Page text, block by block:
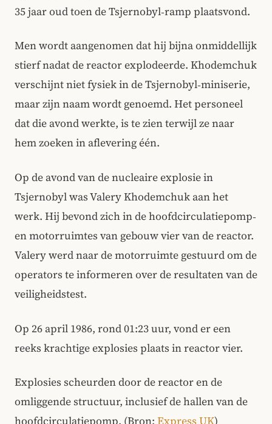
35 jaar oud toen de Tsjernobyl‑ramp plaatsvond.
Men wordt aangenomen dat hij bijna onmiddellijk
stierf nadat de reactor explodeerde. Khodemchuk
verschijnt niet fysiek in de Tsjernobyl‑miniserie,
maar zijn naam wordt genoemd. Het personeel
dat die avond werkte, is te zien terwijl ze naar
hem zoeken in aflevering één.
Op de avond van de nucleaire explosie in
Tsjernobyl was Valery Khodemchuk aan het
werk. Hij bevond zich in de hoofdcirculatiepomp‑
en motorruimtes van gebouw vier van de reactor.
Valery werd naar de motorruimte gestuurd om de
operators te informeren over de resultaten van de
veiligheidstest.
Op 26 april 1986, rond 01:23 uur, vond er een
reeks krachtige explosies plaats in reactor vier.
Explosies scheurden door de reactor en de
omliggende structuur, inclusief de hallen van de
hoofdcirculatiepomp. (Bron: Express UK)